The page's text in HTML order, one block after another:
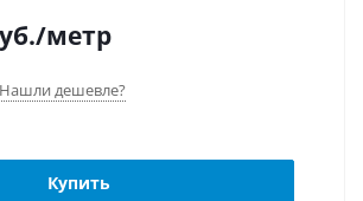
/метр
Нашли дешевле?
Купить